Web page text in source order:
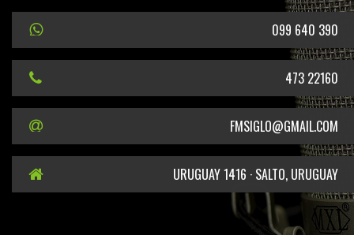
099 640 390
473 22160
FMSIGLO@GMAIL.COM
URUGUAY 1416 · SALTO, URUGUAY